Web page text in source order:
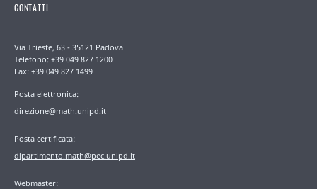
CONTATTI
Via Trieste, 63 - 35121 Padova
Telefono: +39 049 827 1200
Fax: +39 049 827 1499
Posta elettronica:
direzione@math.unipd.it
Posta certificata:
dipartimento.math@pec.unipd.it
Webmaster: